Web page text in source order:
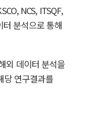
NCS, ITSQF,
분석으로 통해
외 데이터 분석을
당 연구결과를